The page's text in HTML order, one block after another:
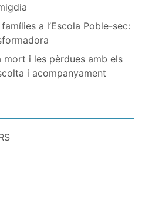
a l’Escola Poble-sec:
mort i les pèrdues amb els
i acompanyament